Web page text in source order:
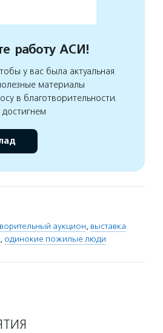
работу АСИ!
у вас была актуальная
материалы
в благотворительности.
аукцион, выставка
, одинокие пожилые люди